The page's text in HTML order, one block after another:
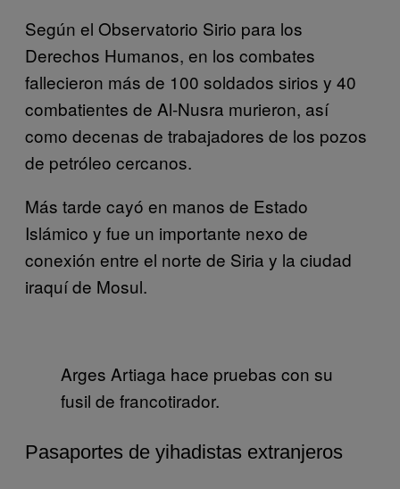
Según el Observatorio Sirio para los
Derechos Humanos, en los combates
fallecieron más de 100 soldados sirios y 40
combatientes de Al-Nusra murieron, así
como decenas de trabajadores de los pozos
de petróleo cercanos.
Más tarde cayó en manos de Estado
Islámico y fue un importante nexo de
conexión entre el norte de Siria y la ciudad
iraquí de Mosul.
Arges Artiaga hace pruebas con su
fusil de francotirador.
Pasaportes de yihadistas extranjeros